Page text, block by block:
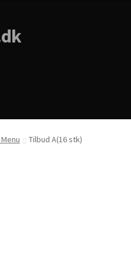
Menukort My account
Tilbud A(16 stk)